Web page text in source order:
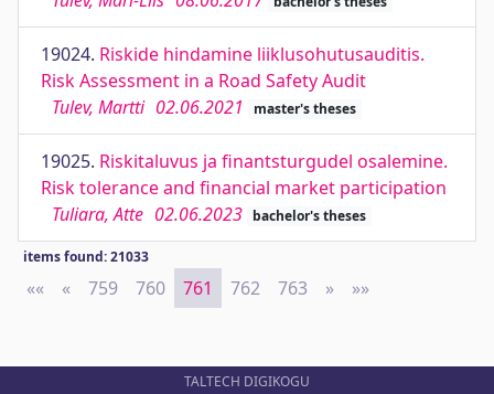
19024. Riskide hindamine liiklusohutusauditis.
Risk Assessment in a Road Safety Audit
Tulev, Martti 02.06.2021 master's theses
19025. Riskitaluvus ja finantsturgudel osalemine.
Risk tolerance and financial market participation
Tuliara, Atte 02.06.2023 bachelor's theses
items found: 21033
«« First
« Previous
759 760 761 762 763 » Next
»»
TALTECH DIGIKOGU